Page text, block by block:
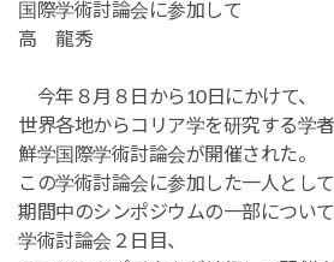
国際学術討論会に参加して
高 龍秀
今年８月８日から10日にかけて、
世界各地からコリア学を研究する学
鮮学国際学術討論会が開催された。
この学術討論会に参加した一人として
期間中のシンポジウムの一部について
学術討論会２日目、